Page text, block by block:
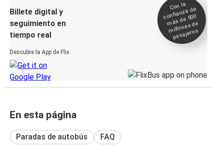
Billete digital y
seguimiento en
tiempo real
Descubre la App de Flix
Con la
confianza de
más de 500
millones de
pasajeros
En esta página
Paradas de autobús FAQ